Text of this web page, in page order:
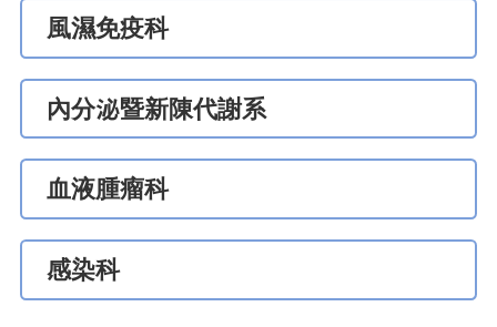
風濕免疫科
內分泌暨新陳代謝系
血液腫瘤科
感染科